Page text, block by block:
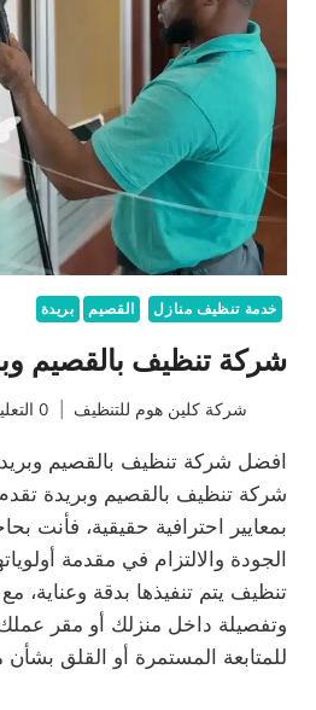
خدمة تنظيف منازل القصيم بريدة
شركة تنظيف بالقصيم
شركة كلين هوم للتنظيف 0 التعليقات
افضل شركة تنظيف بالقصيم
شركة تنظيف بالقصيم وبريدة
بمعايير احترافية حقيقية، فأنت
الجودة والالتزام في مقدمة
تنظيف يتم تنفيذها بدقة وعناية،
وتفصيلة داخل منزلك أو مقر
للمتابعة المستمرة أو القلق